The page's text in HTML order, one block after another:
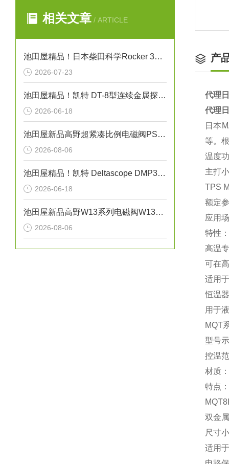
相关文章 / ARTICLE
池田屋精品！日本柴田科学Rocker 300C耐腐蚀干式真空泵
2026-07-23
池田屋精品！凯特 DT-8型连续金属探测器 参数介绍
2026-06-18
池田屋新品高野超紧凑比例电磁阀PSV-01T-020正式发布
2026-08-06
池田屋精品！凯特 Deltascope DMP30 电磁式薄膜厚度计 参数介绍
2026-06-18
池田屋新品高野W13系列电磁阀W13X-25A正式发布
2026-08-06
产
代理
代理
日本
等。
温度
主打‌
‌TPS
额定
应用
特性
高温
可在‌
适用
恒温
用于
‌MQT
型号
控温
材质
特点
双金
尺寸
适用